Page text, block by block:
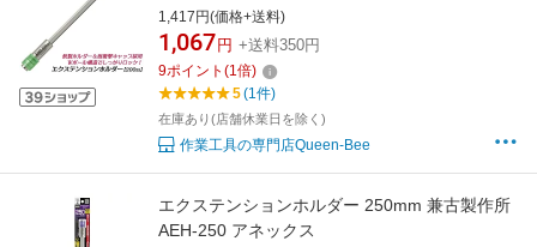
収 インパクトドライバー 電動ドライバー アタ
ッチメント 延長バー エクステンションバー 日
本製 AEH-200 アネックスツール 兼古製作所
1,417円(価格+送料)
1,067 円 +送料350円
9ポイント (1倍)
5(1件)
在庫あり(店舗休業日を除く)
作業工具の専門店Queen-Bee
エクステンションホルダー 250mm 兼古製作所
AEH-250 アネックス